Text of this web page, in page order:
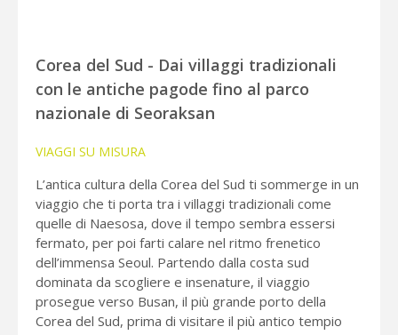
Corea del Sud - Dai villaggi tradizionali
con le antiche pagode fino al parco
nazionale di Seoraksan
VIAGGI SU MISURA
L’antica cultura della Corea del Sud ti sommerge in un
viaggio che ti porta tra i villaggi tradizionali come
quelle di Naesosa, dove il tempo sembra essersi
fermato, per poi farti calare nel ritmo frenetico
dell’immensa Seoul. Partendo dalla costa sud
dominata da scogliere e insenature, il viaggio
prosegue verso Busan, il più grande porto della
Corea del Sud, prima di visitare il più antico tempio